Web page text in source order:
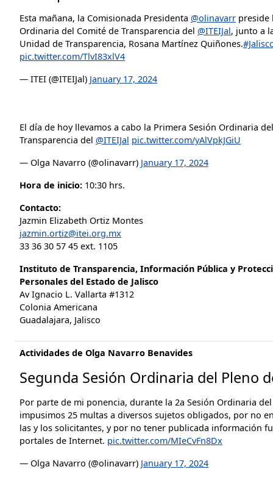
Esta mañana, la Comisionada Presidenta @olinavarr preside
Ordinaria del Comité de Transparencia del @ITEIJal, junto a
Unidad de Transparencia, Rosana Martínez Quiñones.
pic.twitter.com/TlvI83xlV4
— ITEI (@ITEIJal) January 17, 2024
El día de hoy llevamos a cabo la Primera Sesión Ordinaria
Transparencia del @ITEIJal pic.twitter.com/yAlVpkJGiU
— Olga Navarro (@olinavarr) January 17, 2024
Hora de inicio: 10:30 hrs.
Contacto:
Jazmin Elizabeth Ortiz Montes
jazmin.ortiz@itei.org.mx
33 36 30 57 45 ext. 1105
Instituto de Transparencia, Información Pública y
Personales del Estado de Jalisco
Av Ignacio L. Vallarta #1312
Colonia Americana
Guadalajara, Jalisco
Actividades de Olga Navarro Benavides
Segunda Sesión Ordinaria del Pleno
Por parte de mi ponencia, durante la 2a Sesión Ordinaria
impusimos 25 multas a diversos sujetos obligados, por no
las y los solicitantes, y por no tener publicada información
portales de Internet. pic.twitter.com/MIeCvFn8Dx
— Olga Navarro (@olinavarr) January 17, 2024